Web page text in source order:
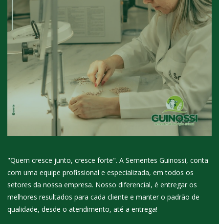
"Quem cresce junto, cresce forte". A Sementes Guinossi, conta
com uma equipe profissional e especializada, em todos os
setores da nossa empresa. Nosso diferencial, é entregar os
melhores resultados para cada cliente e manter o padrão de
qualidade, desde o atendimento, até a entrega!